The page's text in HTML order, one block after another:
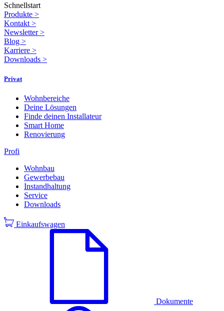
Schnellstart
Produkte >
Kontakt >
Newsletter>
Blog >
Karriere >
Downloads >
Privat
Wohnbereiche
Deine Lösungen
Finde deinen Installateur
Smart Home
Renovierung
Profi
Wohnbau
Gewerbebau
Instandhaltung
Service
Downloads
Einkaufswagen
Dokumente